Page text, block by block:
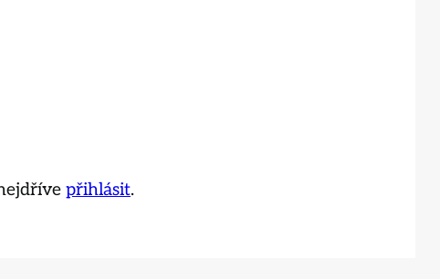
přihlásit.